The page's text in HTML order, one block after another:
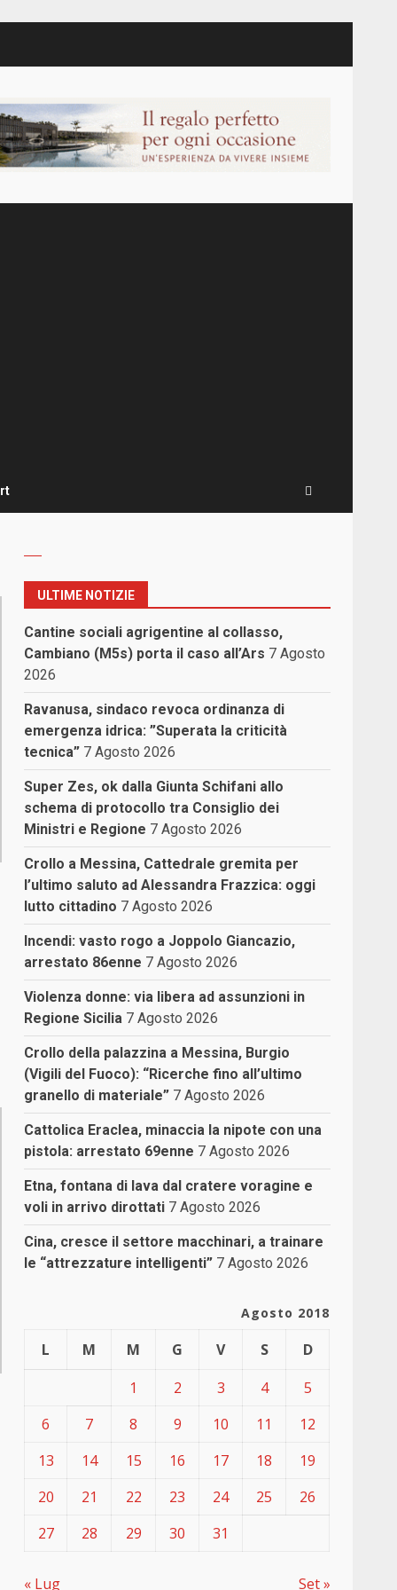
ULTIME NOTIZIE
Cantine sociali agrigentine al collasso,
Cambiano (M5s) porta il caso all’Ars 7 Agosto
2026
Ravanusa, sindaco revoca ordinanza di
emergenza idrica: ”Superata la criticità
tecnica” 7 Agosto 2026
Super Zes, ok dalla Giunta Schifani allo
schema di protocollo tra Consiglio dei
Ministri e Regione 7 Agosto 2026
Crollo a Messina, Cattedrale gremita per
l’ultimo saluto ad Alessandra Frazzica: oggi
lutto cittadino 7 Agosto 2026
Incendi: vasto rogo a Joppolo Giancazio,
arrestato 86enne 7 Agosto 2026
Violenza donne: via libera ad assunzioni in
Regione Sicilia 7 Agosto 2026
Crollo della palazzina a Messina, Burgio
(Vigili del Fuoco): “Ricerche fino all’ultimo
granello di materiale” 7 Agosto 2026
Cattolica Eraclea, minaccia la nipote con una
pistola: arrestato 69enne 7 Agosto 2026
Etna, fontana di lava dal cratere voragine e
voli in arrivo dirottati 7 Agosto 2026
Cina, cresce il settore macchinari, a trainare
le “attrezzature intelligenti” 7 Agosto 2026
Agosto 2018
L M M G V S
D
1
2 3 4
5
6
7 8 9 10 11
12
13
14 15 16 17 18
19
20
21 22 23 24 25
26
27
28 29 30 31
« Lug Set »